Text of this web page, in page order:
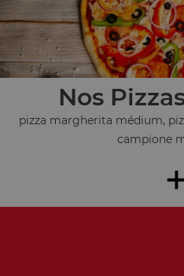
Nos
pizza margherita médium,
campione